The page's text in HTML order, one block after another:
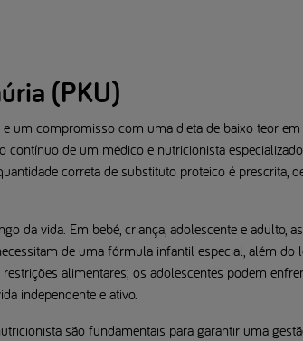
(PKU)
um compromisso com uma dieta de baixo teor
contínuo de um médico e nutricionista
correta de substituto proteico é prescrita,
da vida. Em bebé, criança, adolescente e adulto,
de uma fórmula infantil especial, além
alimentares; os adolescentes podem
independente e ativo.
são fundamentais para garantir uma